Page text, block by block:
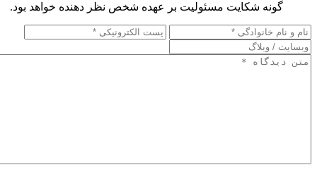
گونه شکایت مسئولیت بر عهده شخص نظر دهنده خواهد بود.